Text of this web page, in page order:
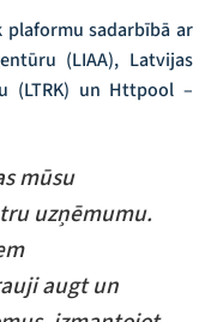
plaformu sadarbībā ar
(LIAA), Latvijas
(LTRK) un Httpool –
mūsu
uzņēmumu.
augt un